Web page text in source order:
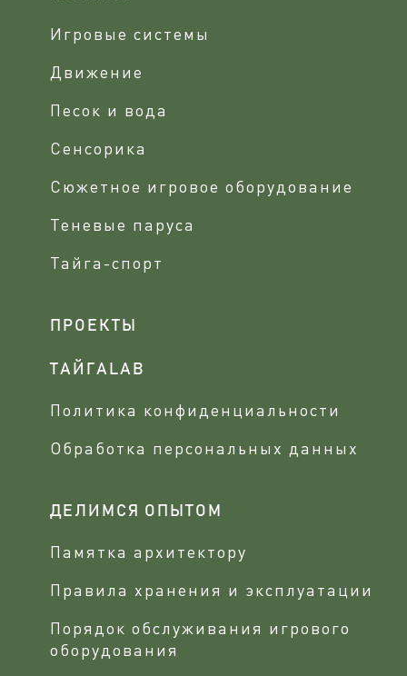
Игровые системы
Движение
Песок и вода
Сенсорика
Сюжетное игровое оборудование
Теневые паруса
Тайга-спорт
ПРОЕКТЫ
ТАЙГАLAB
Политика конфиденциальности
Обработка персональных данных
ДЕЛИМСЯ ОПЫТОМ
Памятка архитектору
Правила хранения и эксплуатации
Порядок обслуживания игрового
оборудования